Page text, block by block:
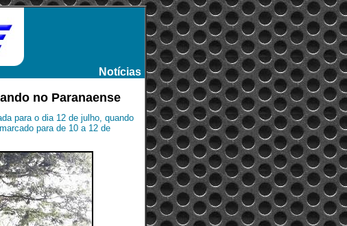
Notícias
no Paranaense
para o dia 12 de julho, quando
para de 10 a 12 de